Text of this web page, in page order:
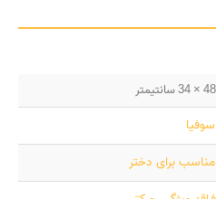
48 × 34 سانتیمتر
سوفیا
مناسب برای دختر